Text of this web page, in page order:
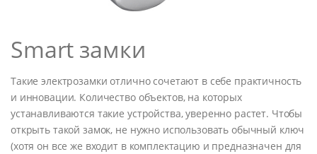
Smart замки
Такие электрозамки отлично сочетают в себе практичность
и инновации. Количество объектов, на которых
устанавливаются такие устройства, уверенно растет. Чтобы
открыть такой замок, не нужно использовать обычный ключ
(хотя он все же входит в комплектацию и предназначен для